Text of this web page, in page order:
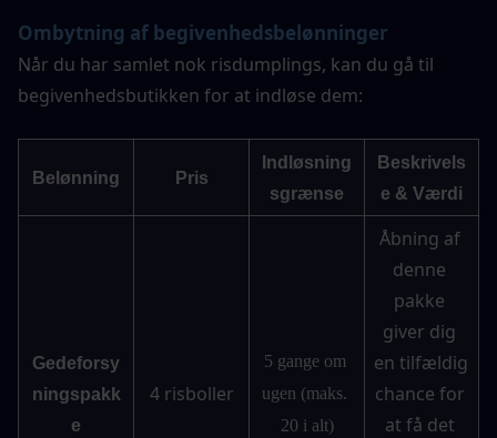
Ombytning af begivenhedsbelønninger
Når du har samlet nok risdumplings, kan du gå til
begivenhedsbutikken for at indløse dem:
Belønning Pris
Indløsning
sgrænse
Beskrivels
e & Værdi
Gedeforsy
ningspakk
e
4 risboller
5 gange om
ugen (maks.
20 i alt)
Åbning af
denne
pakke
giver dig
en tilfældig
chance for
at få det